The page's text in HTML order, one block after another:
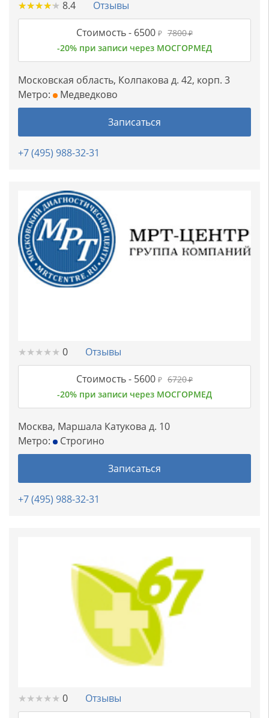
★★★★★
★★★★★ 8.4 Отзывы
Стоимость - 6500 ₽ 7800₽
-20% при записи через МОСГОРМЕД
Московская область, Колпакова д. 42, корп. 3
Метро:
Медведково
Записаться
+7 (495) 988-32-31
★★★★★
★★★★★ 0 Отзывы
Стоимость - 5600 ₽ 6720₽
-20% при записи через МОСГОРМЕД
Москва, Маршала Катукова д. 10
Метро:
Строгино
Записаться
+7 (495) 988-32-31
★★★★★
★★★★★ 0 Отзывы